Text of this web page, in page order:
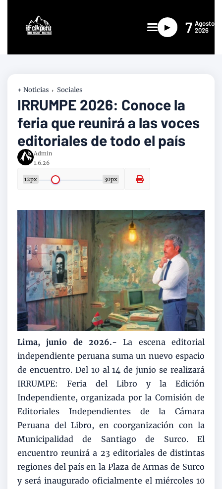
► 7 Agosto
2026
+ Noticias Sociales
IRRUMPE 2026: Conoce la
feria que reunirá a las voces
editoriales de todo el país
Admin
1.6.26
12px 30px
Lima, junio de 2026.- La escena editorial
independiente peruana suma un nuevo espacio
de encuentro. Del 10 al 14 de junio se realizará
IRRUMPE: Feria del Libro y la Edición
Independiente, organizada por la Comisión de
Editoriales Independientes de la Cámara
Peruana del Libro, en coorganización con la
Municipalidad de Santiago de Surco. El
encuentro reunirá a 23 editoriales de distintas
regiones del país en la Plaza de Armas de Surco
y será inaugurado oficialmente el miércoles 10